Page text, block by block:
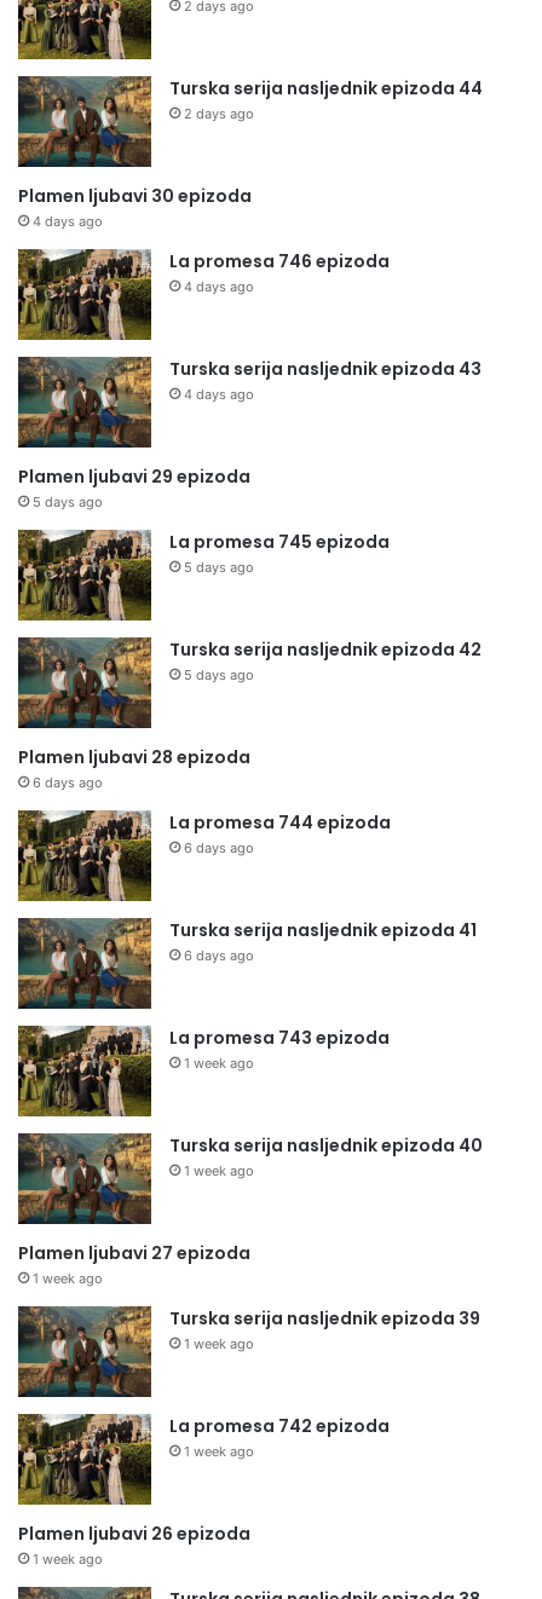
2 days ago
Turska serija nasljednik epizoda 44
2 days ago
Plamen ljubavi 30 epizoda
4 days ago
La promesa 746 epizoda
4 days ago
Turska serija nasljednik epizoda 43
4 days ago
Plamen ljubavi 29 epizoda
5 days ago
La promesa 745 epizoda
5 days ago
Turska serija nasljednik epizoda 42
5 days ago
Plamen ljubavi 28 epizoda
6 days ago
La promesa 744 epizoda
6 days ago
Turska serija nasljednik epizoda 41
6 days ago
La promesa 743 epizoda
1 week ago
Turska serija nasljednik epizoda 40
1 week ago
Plamen ljubavi 27 epizoda
1 week ago
Turska serija nasljednik epizoda 39
1 week ago
La promesa 742 epizoda
1 week ago
Plamen ljubavi 26 epizoda
1 week ago